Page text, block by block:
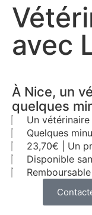
À Nice, un
quelques
Un
Quelques
23,70€ | Un
Disponible
avec